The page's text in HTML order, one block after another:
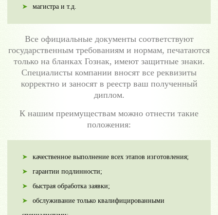
магистра и т.д.
Все официальные документы соответствуют
государственным требованиям и нормам, печатаются
только на бланках Гознак, имеют защитные знаки.
Специалисты компании вносят все реквизиты
корректно и заносят в реестр ваш полученный
диплом.
К нашим преимуществам можно отнести такие
положения:
качественное выполнение всех этапов изготовления;
гарантии подлинности;
быстрая обработка заявки;
обслуживание только квалифицированными